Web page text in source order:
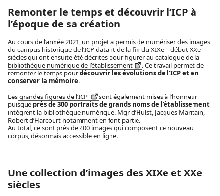
Remonter le temps et découvrir l’ICP à
l’époque de sa création
Au cours de l’année 2021, un projet a permis de numériser des images
du campus historique de l’ICP datant de la fin du XIXe – début XXe
siècles qui ont ensuite été décrites pour figurer au catalogue de la
bibliothèque numérique de l’établissement
. Ce travail permet de
remonter le temps pourdécouvrir les évolutions de l’ICP et en
conserver la mémoire.
Lesgrandes figures de l’ICP
sont également mises à l’honneur
puisque près de 300 portraits de grands noms de l’établissement
intègrent la bibliothèque numérique. Mgr d’Hulst, Jacques Maritain,
Robert d’Harcourt notamment en font partie.
Au total, ce sont près de 400 images qui composent ce nouveau
corpus, désormais accessible en ligne.
Une collection d’images des XIXe et XXe
siècles